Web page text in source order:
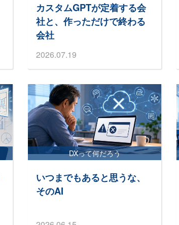
カスタムGPTが定着する会
社と、作っただけで終わる
会社
2026.07.19
DXって何だろう
いつまでもあると思うな、
そのAI